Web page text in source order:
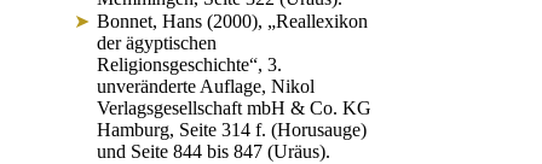
Bonnet, Hans (2000), „Reallexikon
der ägyptischen
Religionsgeschichte“, 3.
unveränderte Auflage, Nikol
Verlagsgesellschaft mbH & Co. KG
Hamburg, Seite 314 f. (Horusauge)
und Seite 844 bis 847 (Uräus).